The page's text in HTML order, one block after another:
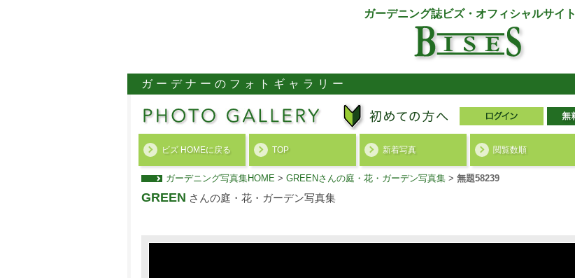
ガーデニング誌ビズ・オフィシャルサイト
ガーデナーのフォトギャラリー
ビズ HOMEに戻る TOP 新着写真 閲覧数順
ガーデニング写真集HOME > GREENさんの庭・花・ガーデン写真集 > 無題58239
GREEN さんの庭・花・ガーデン写真集